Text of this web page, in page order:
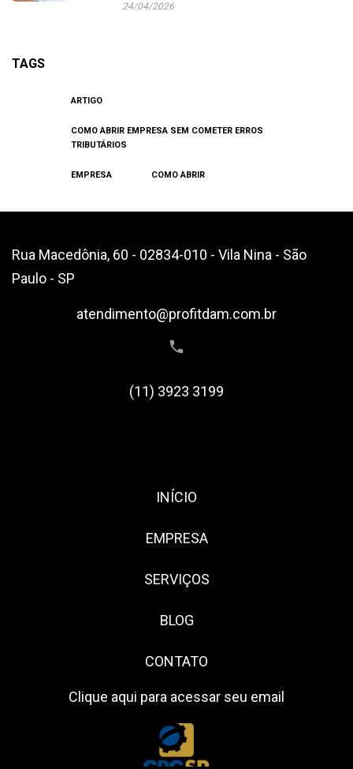
24/04/2026
TAGS
ARTIGO
COMO ABRIR EMPRESA SEM COMETER ERROS
TRIBUTÁRIOS
EMPRESA COMO ABRIR
Rua Macedônia, 60 - 02834-010 - Vila Nina - São
Paulo - SP
atendimento@profitdam.com.br
(11) 3923 3199
INÍCIO
EMPRESA
SERVIÇOS
BLOG
CONTATO
Clique aqui para acessar seu email